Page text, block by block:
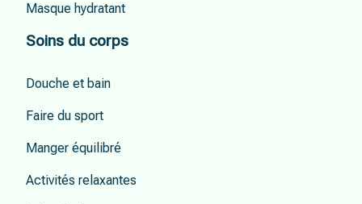
Masque hydratant
Soins du corps
Douche et bain
Faire du sport
Manger équilibré
Activités relaxantes